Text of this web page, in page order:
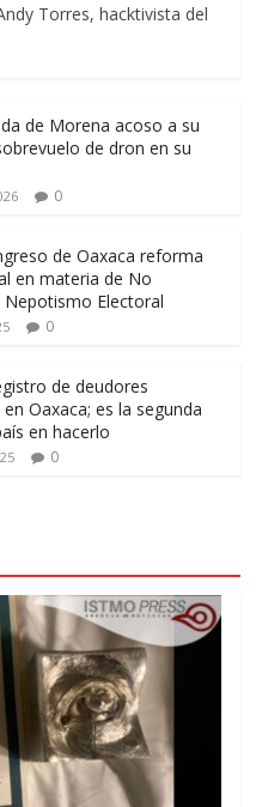
Torres, hacktivista del
de Morena acoso a su
de dron en su
0
de Oaxaca reforma
en materia de No
Nepotismo Electoral
0
de deudores
Oaxaca; es la segunda
en hacerlo
0